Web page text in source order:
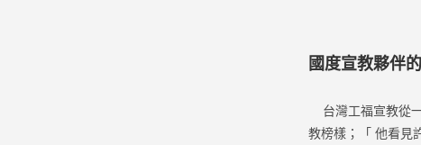
國度宣教夥伴
台灣工福宣教從
教榜樣；「 他看見